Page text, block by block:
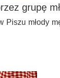
grupę
Piszu młody